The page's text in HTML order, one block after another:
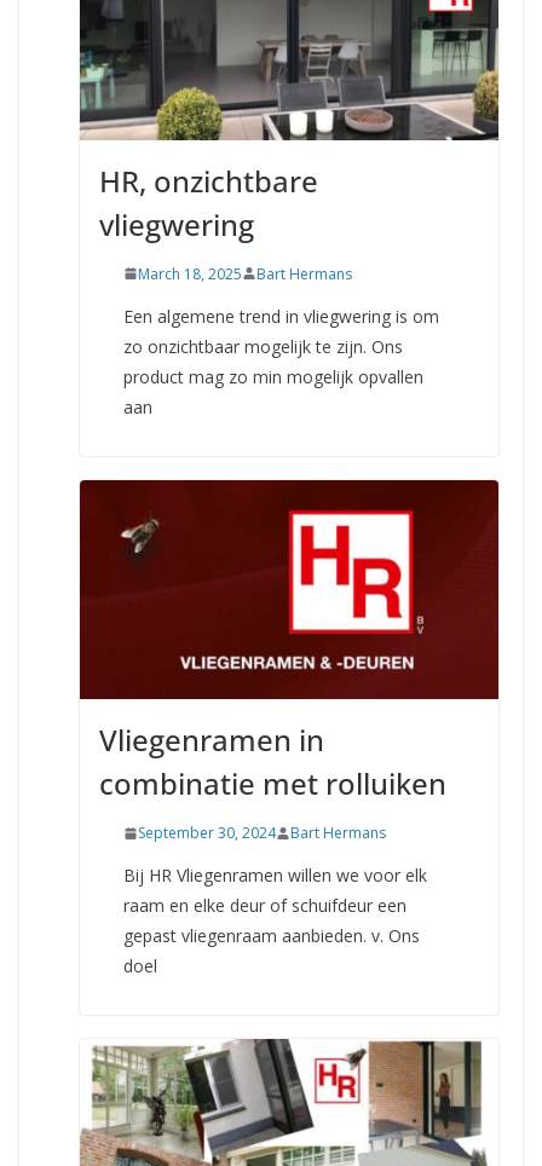
HR, onzichtbare
vliegwering
March 18, 2025 Bart Hermans
Een algemene trend in vliegwering is om
zo onzichtbaar mogelijk te zijn. Ons
product mag zo min mogelijk opvallen
aan
Vliegenramen in
combinatie met rolluiken
September 30, 2024 Bart Hermans
Bij HR Vliegenramen willen we voor elk
raam en elke deur of schuifdeur een
gepast vliegenraam aanbieden. v. Ons
doel